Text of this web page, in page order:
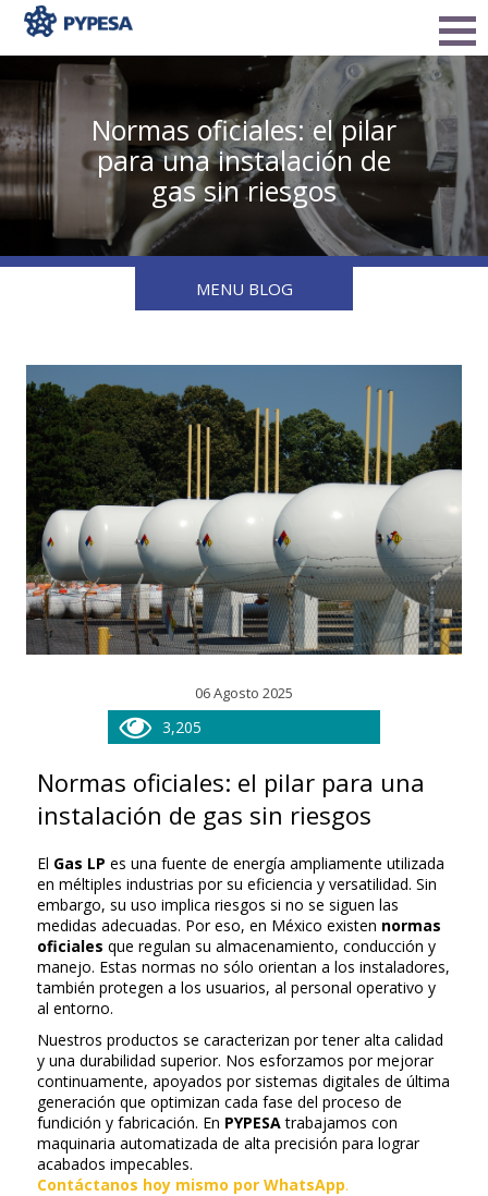
Normas oficiales: el pilar
para una instalación de
gas sin riesgos
MENU BLOG
06 Agosto 2025
3,205
Normas oficiales: el pilar para una
instalación de gas sin riesgos
El Gas LP es una fuente de energía ampliamente utilizada
en méltiples industrias por su eficiencia y versatilidad. Sin
embargo, su uso implica riesgos si no se siguen las
medidas adecuadas. Por eso, en México existen normas
oficiales que regulan su almacenamiento, conducción y
manejo. Estas normas no sólo orientan a los instaladores,
también protegen a los usuarios, al personal operativo y
al entorno.
Nuestros productos se caracterizan por tener alta calidad
y una durabilidad superior. Nos esforzamos por mejorar
continuamente, apoyados por sistemas digitales de última
generación que optimizan cada fase del proceso de
fundición y fabricación. En PYPESAtrabajamos con
maquinaria automatizada de alta precisión para lograr
acabados impecables.
Contáctanos hoy mismo por WhatsApp.